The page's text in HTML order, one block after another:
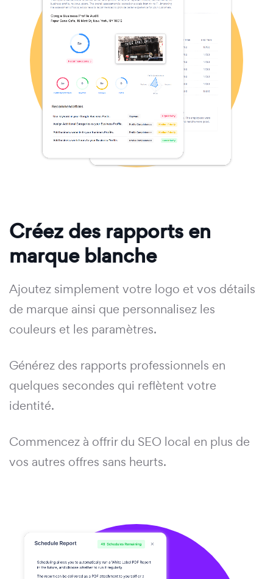
Créez des rapports en
marque blanche
Ajoutez simplement votre logo et vos détails
de marque ainsi que personnalisez les
couleurs et les paramètres.
Générez des rapports professionnels en
quelques secondes qui reflètent votre
identité.
Commencez à offrir du SEO local en plus de
vos autres offres sans heurts.